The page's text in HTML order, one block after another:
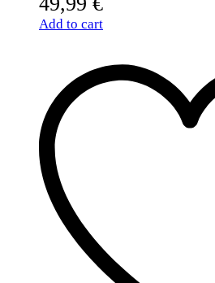
Add to cart